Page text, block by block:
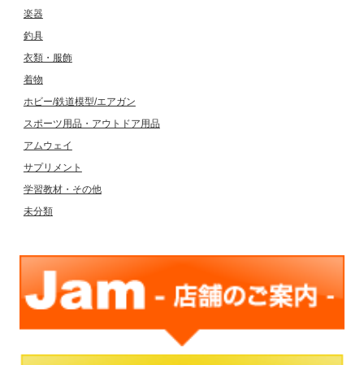
楽器
釣具
衣類・服飾
着物
ホビー/鉄道模型/エアガン
スポーツ用品・アウトドア用品
アムウェイ
サプリメント
学習教材・その他
未分類